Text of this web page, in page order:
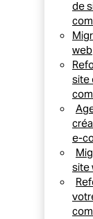
de
web
site
e-
site